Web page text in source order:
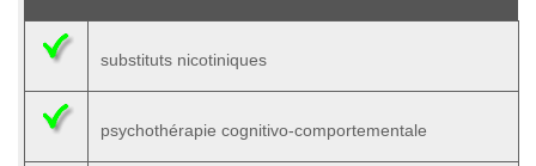
substituts nicotiniques
psychothérapie cognitivo-comportementale